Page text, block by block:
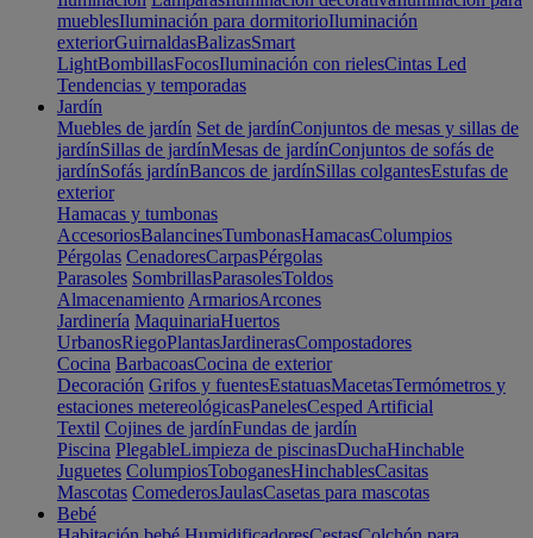
mueblesIluminación para dormitorioIluminación
exteriorGuirnaldasBalizasSmart
LightBombillasFocosIluminación con rielesCintas Led
Tendencias y temporadas
Jardín
Muebles de jardín Set de jardínConjuntos de mesas y sillas de
jardínSillas de jardínMesas de jardínConjuntos de sofás de
jardínSofás jardínBancos de jardínSillas colgantesEstufas de
exterior
Hamacas y tumbonas
AccesoriosBalancinesTumbonasHamacasColumpios
Pérgolas CenadoresCarpasPérgolas
Parasoles SombrillasParasolesToldos
Almacenamiento ArmariosArcones
Jardinería MaquinariaHuertos
UrbanosRiegoPlantasJardinerasCompostadores
Cocina BarbacoasCocina de exterior
Decoración Grifos y fuentesEstatuasMacetasTermómetros y
estaciones metereológicasPanelesCesped Artificial
Textil Cojines de jardínFundas de jardín
Piscina PlegableLimpieza de piscinasDuchaHinchable
Juguetes ColumpiosToboganesHinchablesCasitas
Mascotas ComederosJaulasCasetas para mascotas
Bebé